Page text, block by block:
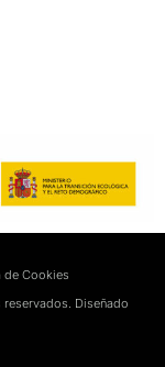
de Cookies
Diseñado